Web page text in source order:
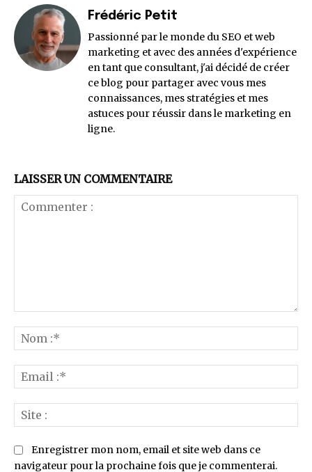
Frédéric Petit
Passionné par le monde du SEO et web
marketing et avec des années d'expérience
en tant que consultant, j'ai décidé de créer
ce blog pour partager avec vous mes
connaissances, mes stratégies et mes
astuces pour réussir dans le marketing en
ligne.
LAISSER UN COMMENTAIRE
:*
:*
:
Enregistrer mon nom, email et site web dans ce
navigateur pour la prochaine fois que je commenterai.